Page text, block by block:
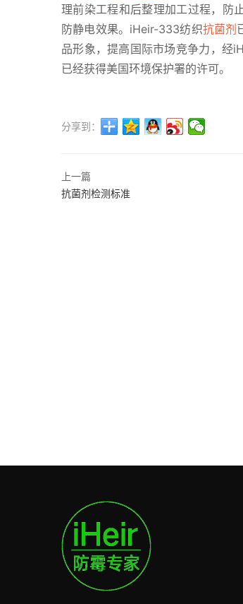
理前染工程和后整理加工过程，防
防静电效果。iHeir-333纺织抗菌剂
品形象，提高国际市场竞争力，经
已经获得美国环境保护署的许可。
分享到：
上一篇
抗菌剂检测标准